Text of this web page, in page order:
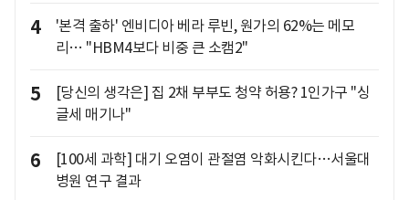
4
'본격 출하' 엔비디아 베라 루빈, 원가의 62%는 메모
리… "HBM4보다 비중 큰 소캠2"
5
[당신의 생각은] 집 2채 부부도 청약 허용? 1인가구 "싱
글세 매기나"
6
[100세 과학] 대기 오염이 관절염 악화시킨다…서울대
병원 연구 결과